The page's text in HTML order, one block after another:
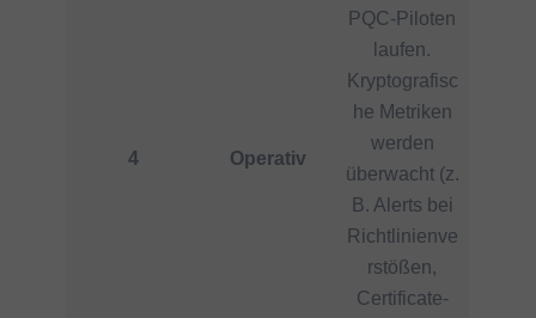
4 Operativ
PQC-Piloten
laufen.
Kryptografisc
he Metriken
werden
überwacht (z.
B. Alerts bei
Richtlinienve
rstößen,
Certificate-